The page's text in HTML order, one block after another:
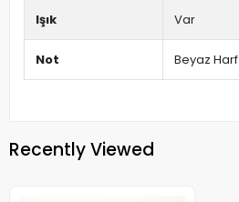
Işık Var
Not Beyaz Harf
Recently Viewed